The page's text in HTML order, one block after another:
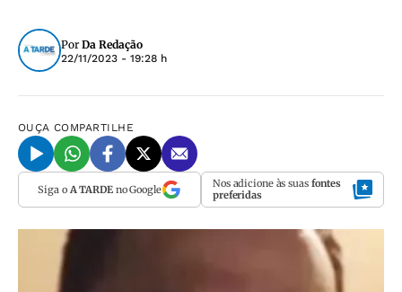
Por Da Redação
22/11/2023 - 19:28 h
OUÇA COMPARTILHE
Siga o A TARDEno Google Nos adicione às suas fontes
preferidas